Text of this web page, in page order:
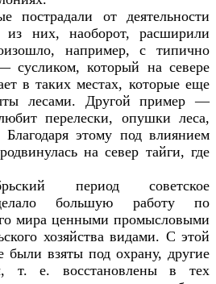
пострадали от деятельности
из них, наоборот, расширили
например, с типично
который на севере
в таких местах, которые еще
лесами. Другой пример —
перелески, опушки леса,
Благодаря этому под влиянием
на север тайги, где
период советское
большую работу по
мира ценными промысловыми
хозяйства видами. С этой
взяты под охрану, другие
т. е. восстановлены в тех